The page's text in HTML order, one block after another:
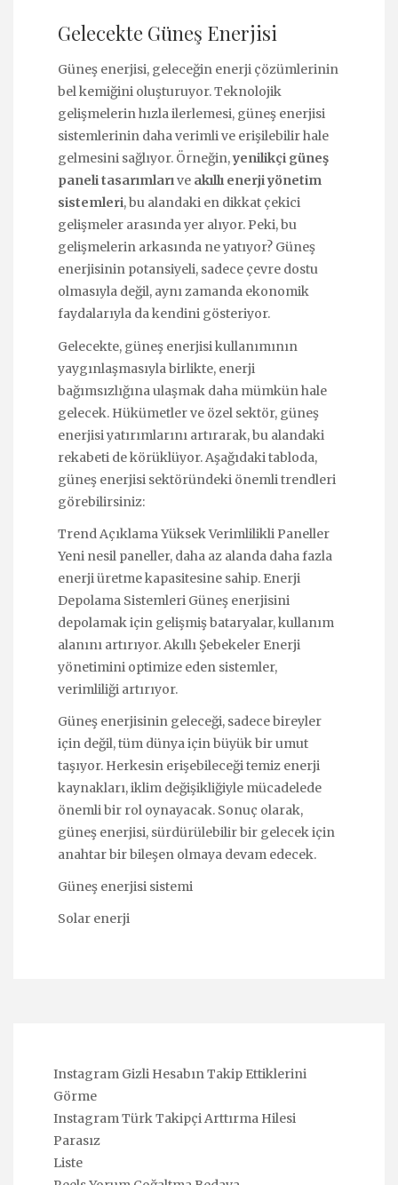
Gelecekte Güneş Enerjisi
Güneş enerjisi, geleceğin enerji çözümlerinin
bel kemiğini oluşturuyor. Teknolojik
gelişmelerin hızla ilerlemesi, güneş enerjisi
sistemlerinin daha verimli ve erişilebilir hale
gelmesini sağlıyor. Örneğin,yenilikçi güneş
paneli tasarımlarıve akıllı enerji yönetim
sistemleri, bu alandaki en dikkat çekici
gelişmeler arasında yer alıyor. Peki, bu
gelişmelerin arkasında ne yatıyor? Güneş
enerjisinin potansiyeli, sadece çevre dostu
olmasıyla değil, aynı zamanda ekonomik
faydalarıyla da kendini gösteriyor.
Gelecekte, güneş enerjisi kullanımının
yaygınlaşmasıyla birlikte, enerji
bağımsızlığına ulaşmak daha mümkün hale
gelecek. Hükümetler ve özel sektör, güneş
enerjisi yatırımlarını artırarak, bu alandaki
rekabeti de körüklüyor. Aşağıdaki tabloda,
güneş enerjisi sektöründeki önemli trendleri
görebilirsiniz:
Trend Açıklama Yüksek Verimlilikli Paneller
Yeni nesil paneller, daha az alanda daha fazla
enerji üretme kapasitesine sahip. Enerji
Depolama Sistemleri Güneş enerjisini
depolamak için gelişmiş bataryalar, kullanım
alanını artırıyor. Akıllı Şebekeler Enerji
yönetimini optimize eden sistemler,
verimliliği artırıyor.
Güneş enerjisinin geleceği, sadece bireyler
için değil, tüm dünya için büyük bir umut
taşıyor. Herkesin erişebileceği temiz enerji
kaynakları, iklim değişikliğiyle mücadelede
önemli bir rol oynayacak. Sonuç olarak,
güneş enerjisi, sürdürülebilir bir gelecek için
anahtar bir bileşen olmaya devam edecek.
Güneş enerjisi sistemi
Solar enerji
Instagram Gizli Hesabın Takip Ettiklerini
Görme
Instagram Türk Takipçi Arttırma Hilesi
Parasız
Liste